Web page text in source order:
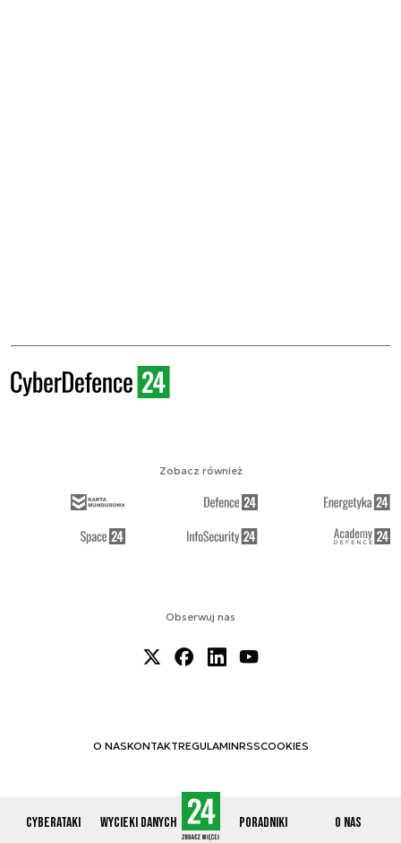
Cyberataki Wycieki danych Poradniki O nas
Obserwuj nas
O NASKONTAKTREGULAMINRSSCOOKIES
Zobacz również
© 2012-2026 CYBERDEFENCE24